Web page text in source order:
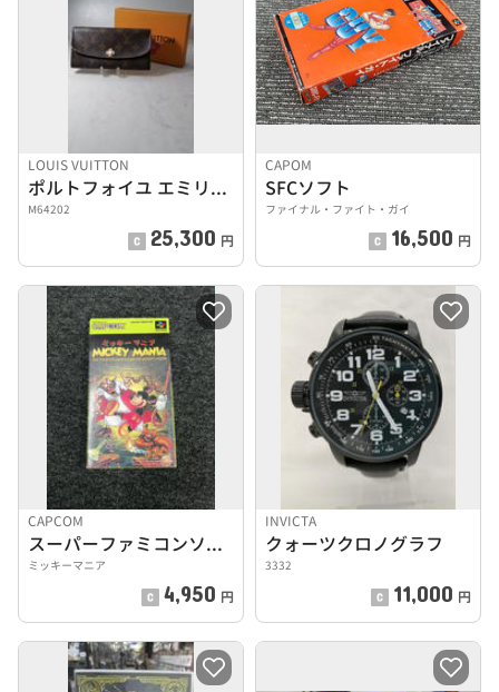
LOUIS VUITTON
ポルトフォイユ エミリー フラワーモチーフ
M64202
25,300 円
CAPOM
SFCソフト
ファイナル・ファイト・ガイ
16,500 円
CAPCOM
スーパーファミコンソフト
ミッキーマニア
4,950 円
INVICTA
クォーツクロノグラフ
3332
11,000 円